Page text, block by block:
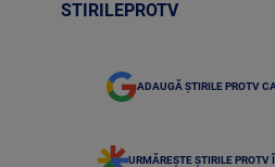
STIRILEPROTV
ADAUGĂ ȘTIRILE PROTV
URMĂREȘTE ȘTIRILE PROTV